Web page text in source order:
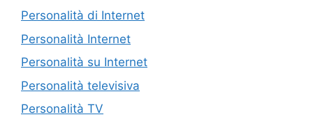
Personalità di Internet
Personalità Internet
Personalità su Internet
Personalità televisiva
Personalità TV